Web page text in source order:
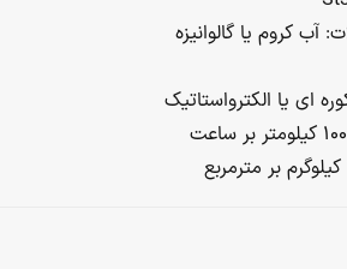
آب کروم یا گالوانیزه
ای یا الکترواستاتیک